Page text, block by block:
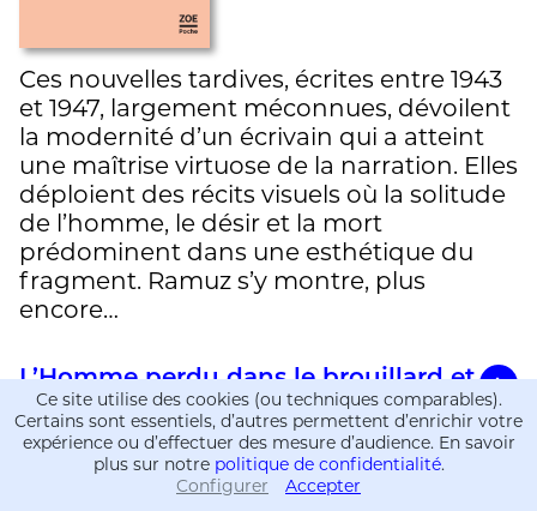
Informations
Informations
Ces nouvelles tardives, écrites entre 1943
et 1947, largement méconnues, dévoilent
la modernité d’un écrivain qui a atteint
une maîtrise virtuose de la narration. Elles
déploient des récits visuels où la solitude
de l’homme, le désir et la mort
prédominent dans une esthétique du
fragment. Ramuz s’y montre, plus
encore…
L’Homme perdu dans le brouillard et
autres nouvelles
Ce site utilise des cookies (ou techniques comparables).
Certains sont essentiels, d’autres permettent d’enrichir votre
expérience ou d’effectuer des mesure d’audience. En savoir
plus sur notre politique de confidentialité.
Configurer
Accepter